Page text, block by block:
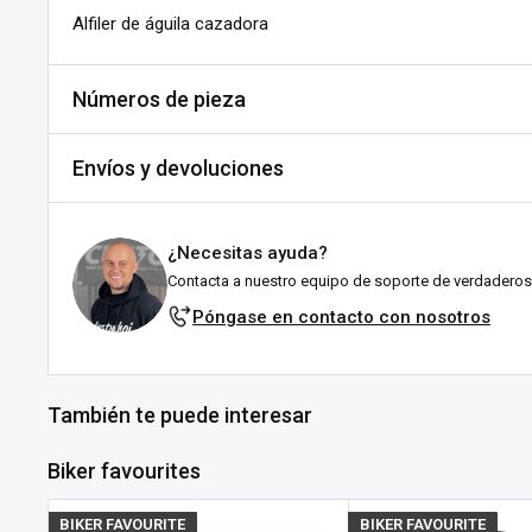
Alfiler de águila cazadora
Números de pieza
DPN:535176
Envíos y devoluciones
Todos los pedidos se envían desde nuestro almacén en
esforzamos por enviarlos lo antes posible!
suele tardar entre 1 y 3 días laborables tras el
tenerlo pronto! No dudes en
ponerte en contacto con
¿Necesitas ayuda?
Contacta a nuestro equipo de soporte de
Póngase en contacto con nosotros
También te puede interesar
Biker favourites
BIKER FAVOURITE BIKER FAVOURITE